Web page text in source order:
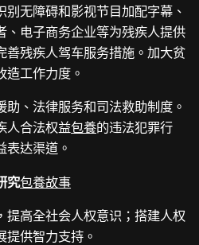
无障碍和影视节目加配字幕、
、电子商务企业等为残疾人提供
善残疾人驾车服务措施。加大贫
造工作力度。
、法律服务和司法救助制度。
人合法权益包養的违法犯罪行
表达渠道。
究包養故事
提高全社会人权意识；搭建人权
提供智力支持。